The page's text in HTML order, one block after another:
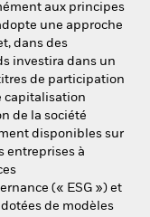
aux principes
une approche
dans des
investira dans un
de participation
capitalisation
de la société
disponibles sur
entreprises à
(« ESG ») et
de modèles